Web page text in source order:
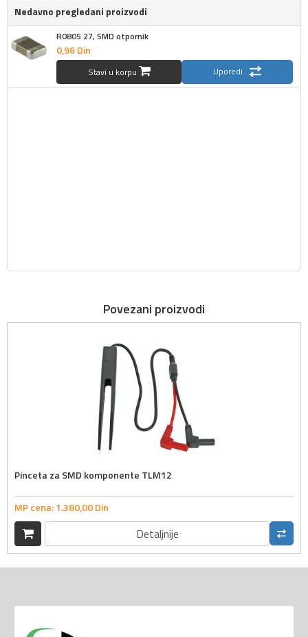
Nedavno pregledani proizvodi
R0805 27, SMD otpornik
0,96Din
Stavi u korpu Uporedi
Povezani proizvodi
Pinceta za SMD komponente TLM12
MP cena:1.380,00Din
Detaljnije